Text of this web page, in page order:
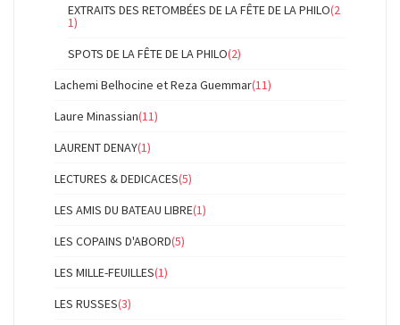
EXTRAITS DES RETOMBÉES DE LA FÊTE DE LA PHILO(2
1)
SPOTS DE LA FÊTE DE LA PHILO(2)
Lachemi Belhocine et Reza Guemmar(11)
Laure Minassian(11)
LAURENT DENAY(1)
LECTURES & DEDICACES(5)
LES AMIS DU BATEAU LIBRE(1)
LES COPAINS D'ABORD(5)
LES MILLE-FEUILLES(1)
LES RUSSES(3)